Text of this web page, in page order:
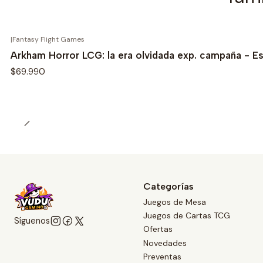
|Fantasy Flight Games
Arkham Horror LCG: la era olvidada exp. campaña -
$69.990
Síguenos
Categorías
Juegos de Mesa
Juegos de Cartas TCG
Ofertas
Novedades
Preventas